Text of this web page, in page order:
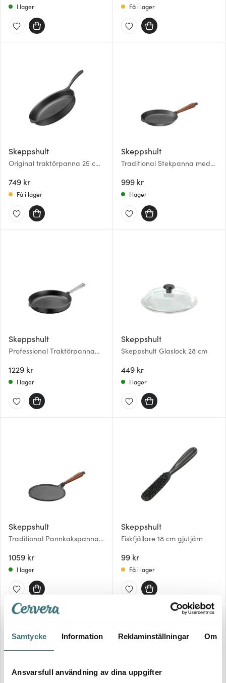
Samtycke Information Reklaminställningar Om
Ansvarsfull användning av dina uppgifter
I lager Få i lager
Skeppshult
Original traktörpanna 25 cm
749 kr
Få i lager
Skeppshult
Traditional Stekpanna med
999 kr
I lager
Skeppshult
Professional Traktörpanna
1229 kr
I lager
Skeppshult
Skeppshult Glaslock 28 cm
449 kr
I lager
Skeppshult
Traditional Pannkakspanna
1059 kr
I lager
Skeppshult
Fiskfjällare 18 cm gjutjärn
99 kr
Få i lager